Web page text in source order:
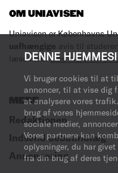
DENNE
Vi bruger cookies til at
annoncer, til at vise dig
at analysere vores
brug af vores
sociale medier,
Vores partnere kan
oplysninger, du har
fra din brug af deres
OM UNIAVISEN
Uniavisen er Københavns
uafhængige avis til
læse med.Læs mere om
MERE
Redaktionen
Indsend debatindlæg
Annoncering